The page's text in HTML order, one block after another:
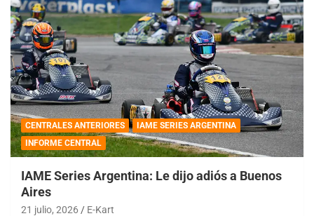
CENTRALES ANTERIORES
IAME SERIES ARGENTINA
INFORME CENTRAL
IAME Series Argentina: Le dijo adiós a Buenos
Aires
21 julio, 2026 E-Kart